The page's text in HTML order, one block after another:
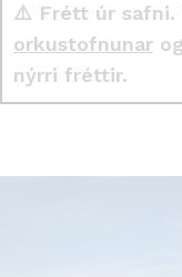
⚠️ Frétt úr safni.
orkustofnunar og
nýrri fréttir.